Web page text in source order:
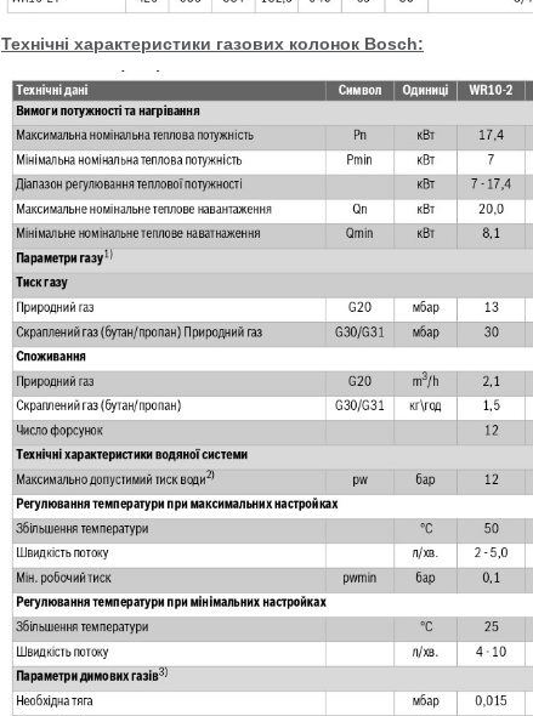
Технічні характеристики газових колонок Bosch: